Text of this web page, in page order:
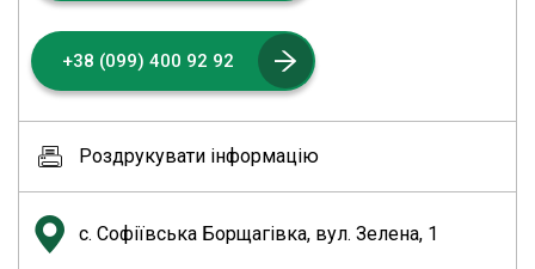
+38 (099) 400 92 92
Роздрукувати інформацію
с. Софіївська Борщагівка, вул. Зелена, 1